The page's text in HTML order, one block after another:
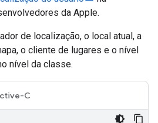
da Apple.
de localização, o local atual, a
o cliente de lugares e o nível
nível da classe.
C